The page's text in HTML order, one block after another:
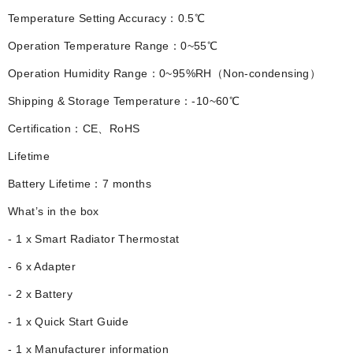
Temperature Setting Accuracy：0.5℃
Operation Temperature Range：0~55℃
Operation Humidity Range：0~95%RH（Non-condensing）
Shipping & Storage Temperature：-10~60℃
Certification：CE、RoHS
Lifetime
Battery Lifetime：7 months
What’s in the box
- 1 x Smart Radiator Thermostat
- 6 x Adapter
- 2 x Battery
- 1 x Quick Start Guide
- 1 x Manufacturer information